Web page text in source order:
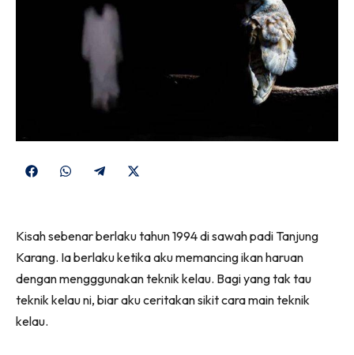
Share
Share
Share
(Twitter)
Kisah sebenar berlaku tahun 1994 di sawah padi Tanjung
Karang. Ia berlaku ketika aku memancing ikan haruan
dengan mengggunakan teknik kelau. Bagi yang tak tau
teknik kelau ni, biar aku ceritakan sikit cara main teknik
kelau.